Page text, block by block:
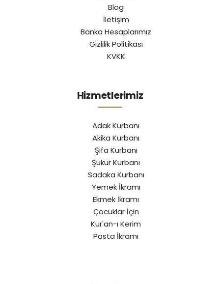
Blog
İletişim
Banka Hesaplarımız
Gizlilik Politikası
KVKK
Hizmetlerimiz
Adak Kurbanı
Akika Kurbanı
Şifa Kurbanı
Şükür Kurbanı
Sadaka Kurbanı
Yemek İkramı
Ekmek İkramı
Çocuklar İçin
Kur'an-ı Kerim
Pasta İkramı